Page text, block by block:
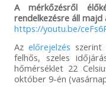
A mérkőzésről
rendelkezésre áll
https://youtu.be/
Azelőrejelzés szerint
felhős, szeles
hőmérséklet 22
október 9-én